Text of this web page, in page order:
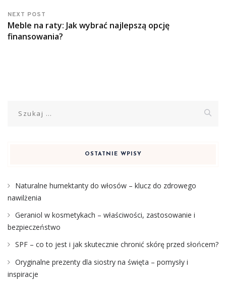
NEXT POST
Meble na raty: Jak wybrać najlepszą opcję
finansowania?
OSTATNIE WPISY
Naturalne humektanty do włosów – klucz do zdrowego
nawilżenia
Geraniol w kosmetykach – właściwości, zastosowanie i
bezpieczeństwo
SPF – co to jest i jak skutecznie chronić skórę przed słońcem?
Oryginalne prezenty dla siostry na święta – pomysły i
inspiracje